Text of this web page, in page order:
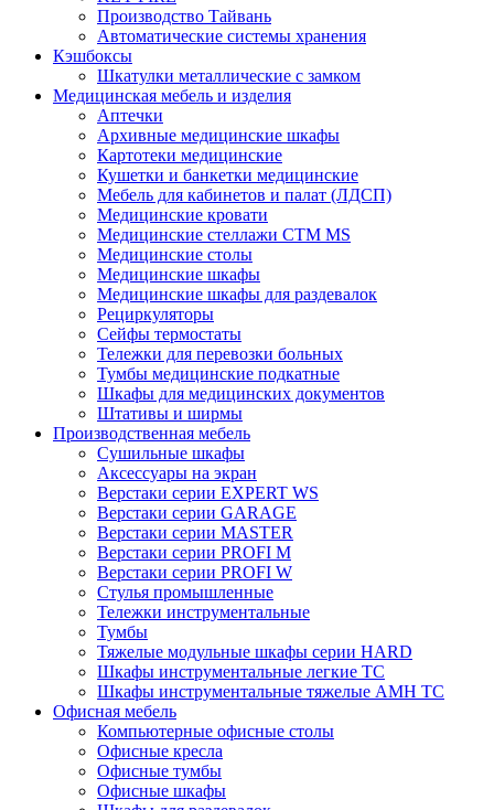
Производство Тайвань
Автоматические системы хранения
Кэшбоксы
Шкатулки металлические с замком
Медицинская мебель и изделия
Аптечки
Архивные медицинские шкафы
Картотеки медицинские
Кушетки и банкетки медицинские
Мебель для кабинетов и палат (ЛДСП)
Медицинские кровати
Медицинские стеллажи CTM MS
Медицинские столы
Медицинские шкафы
Медицинские шкафы для раздевалок
Рециркуляторы
Сейфы термостаты
Тележки для перевозки больных
Тумбы медицинские подкатные
Шкафы для медицинских документов
Штативы и ширмы
Производственная мебель
Cушильные шкафы
Аксессуары на экран
Верстаки серии EXPERT WS
Верстаки серии GARAGE
Верстаки серии MASTER
Верстаки серии PROFI M
Верстаки серии PROFI W
Стулья промышленные
Тележки инструментальные
Тумбы
Тяжелые модульные шкафы серии HARD
Шкафы инструментальные легкие ТС
Шкафы инструментальные тяжелые AMH TC
Офисная мебель
Компьютерные офисные столы
Офисные кресла
Офисные тумбы
Офисные шкафы